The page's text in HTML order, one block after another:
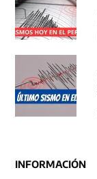
INFORMACIÓN